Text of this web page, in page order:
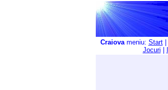
Craiovameniu: Start|
Jocuri